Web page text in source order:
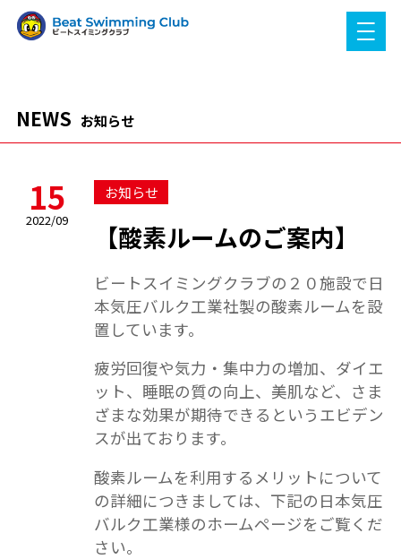
NEWS お知らせ
15
2022/09
お知らせ
【酸素ルームのご案内】
ビートスイミングクラブの２０施設で日
本気圧バルク工業社製の酸素ルームを設
置しています。
疲労回復や気力・集中力の増加、ダイエ
ット、睡眠の質の向上、美肌など、さま
ざまな効果が期待できるというエビデン
スが出ております。
酸素ルームを利用するメリットについて
の詳細につきましては、下記の日本気圧
バルク工業様のホームページをご覧くだ
さい。